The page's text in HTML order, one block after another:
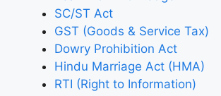
SC/ST Act
GST (Goods & Service Tax)
Dowry Prohibition Act
Hindu Marriage Act (HMA)
RTI (Right to Information)